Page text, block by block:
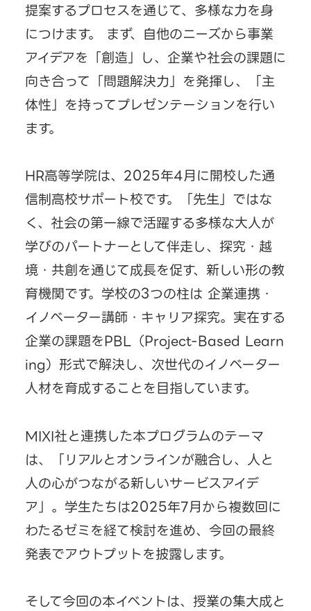
提案するプロセスを通じて、多様な力を身
につけます。 まず、自他のニーズから事業
アイデアを「創造」し、企業や社会の課題に
向き合って「問題解決力」を発揮し、「主
体性」を持ってプレゼンテーションを行い
ます。
HR高等学院は、2025年4月に開校した通
信制高校サポート校です。「先生」ではな
く、社会の第一線で活躍する多様な大人が
学びのパートナーとして伴走し、探究・越
境・共創を通じて成長を促す、新しい形の教
育機関です。学校の3つの柱は 企業連携・
イノベーター講師・キャリア探究。実在する
企業の課題をPBL（Project-Based Learn
ing）形式で解決し、次世代のイノベーター
人材を育成することを目指しています。
MIXI社と連携した本プログラムのテーマ
は、「リアルとオンラインが融合し、人と
人の心がつながる新しいサービスアイデ
ア」。学生たちは2025年7月から複数回に
わたるゼミを経て検討を進め、今回の最終
発表でアウトプットを披露します。
そして今回の本イベントは、授業の集大成と